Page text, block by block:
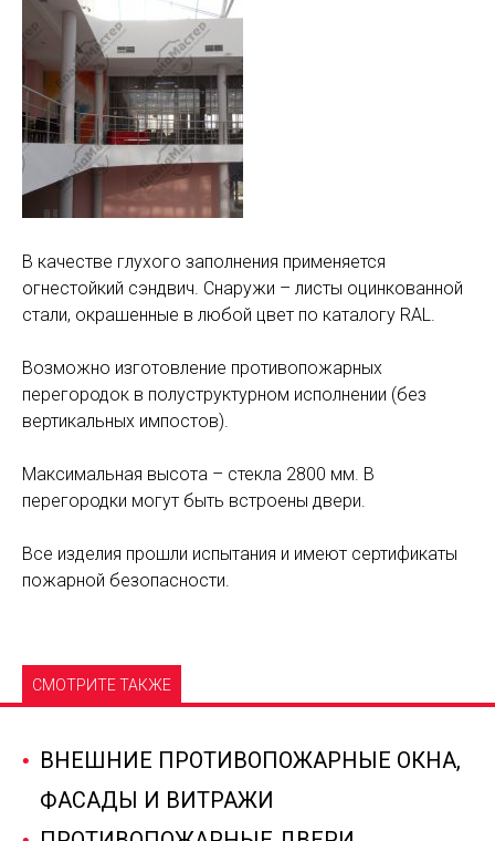
В качестве глухого заполнения применяется
огнестойкий сэндвич. Снаружи – листы оцинкованной
стали, окрашенные в любой цвет по каталогу RAL.
Возможно изготовление противопожарных
перегородок в полуструктурном исполнении (без
вертикальных импостов).
Максимальная высота – стекла 2800 мм. В
перегородки могут быть встроены двери.
Все изделия прошли испытания и имеют сертификаты
пожарной безопасности.
CМОТРИТЕ ТАКЖЕ
ВНЕШНИЕ ПРОТИВОПОЖАРНЫЕ ОКНА,
ФАСАДЫ И ВИТРАЖИ